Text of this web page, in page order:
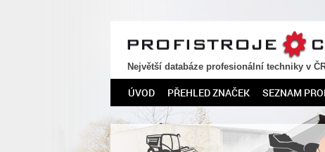
PROFISTROJE.CZ
Největší databáze profesionální techniky v
ÚVOD PŘEHLED ZNAČEK SEZNAM